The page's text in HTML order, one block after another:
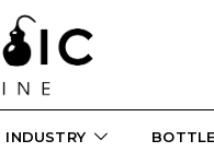
INDUSTRY